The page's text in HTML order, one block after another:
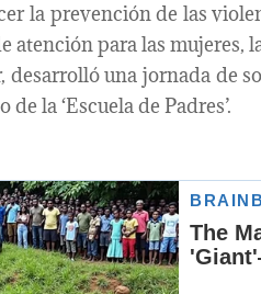
la prevención de las
atención para las mujeres,
desarrolló una jornada de
la ‘Escuela de Padres’.